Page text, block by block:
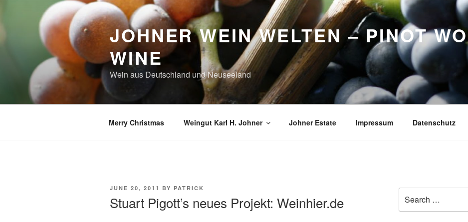
JOHNER WEIN WELTEN – PINOT
WINE
Wein aus Deutschland und Neuseeland
Merry Christmas Weingut Karl H. Johner Johner Estate Impressum Datenschutz
POSTED
JUNE 20, 2011 BY PATRICK
Stuart Pigott’s neues Projekt: Weinhier.de
for: